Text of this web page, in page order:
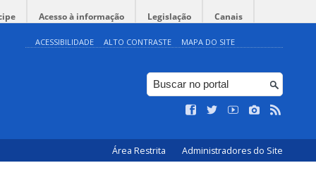
Acesso à informação Legislação Canais
ACESSIBILIDADE ALTO CONTRASTE MAPA DO SITE
Área Restrita Administradores do Site